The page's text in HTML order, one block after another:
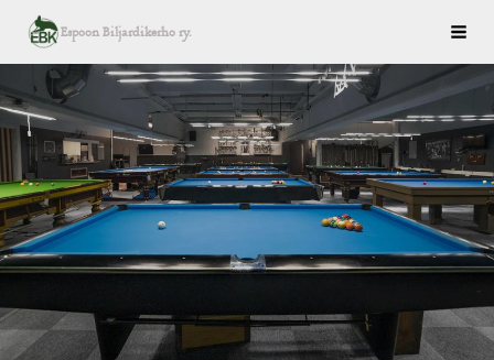
Siirry
sivun
sisältöön
Espoon Biljardikerho ry.